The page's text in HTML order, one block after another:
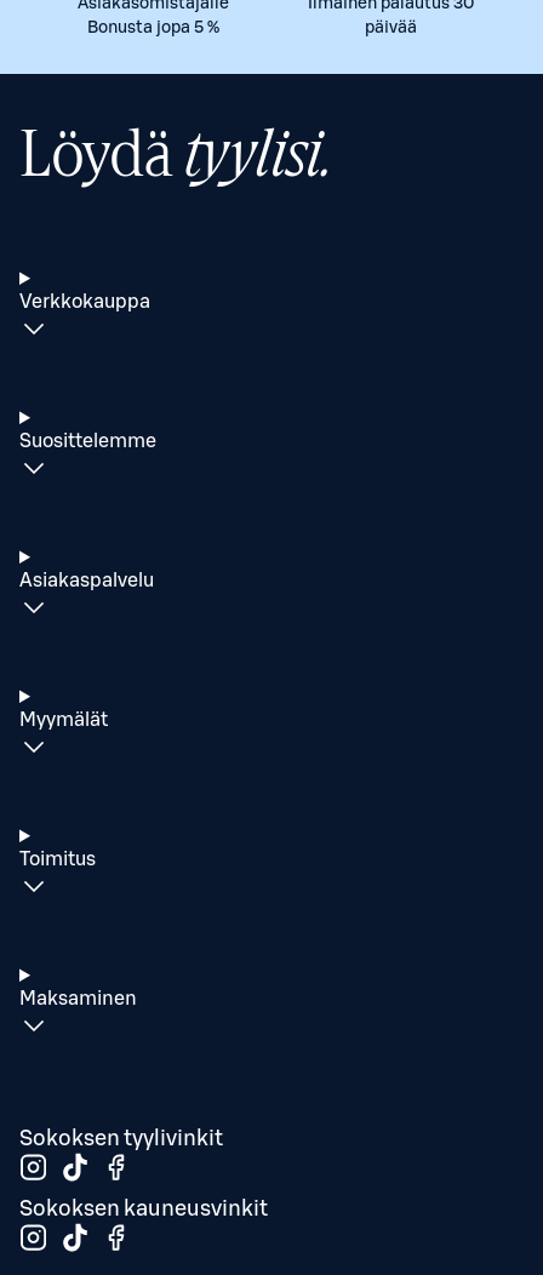
Asiakasomistajalle
Bonusta jopa 5 %
Ilmainen palautus 30
päivää
Löydätyylisi.
Verkkokauppa
Suosittelemme
Asiakaspalvelu
Myymälät
Toimitus
Maksaminen
Sokoksen tyylivinkit
Sokoksen kauneusvinkit